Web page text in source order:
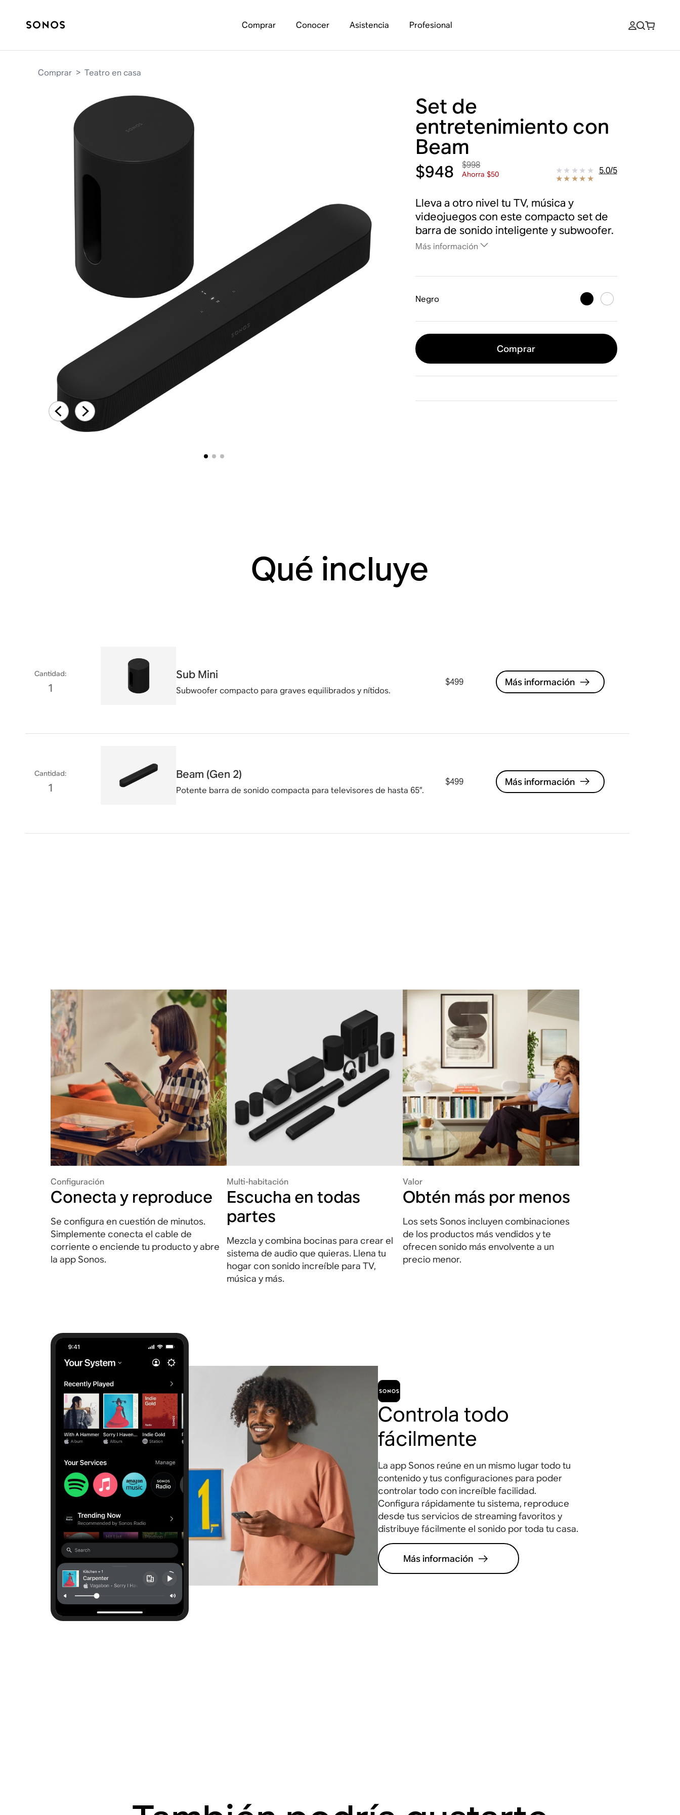
Comprar Conocer Asistencia Profesional
Comprar > Teatro en casa
Set de
entretenimiento con
Beam
$948 $998
Ahorra $50 5.0/5
Lleva a otro nivel tu TV, música y
videojuegos con este compacto set de
barra de sonido inteligente y subwoofer.
Más información
Negro
Comprar
Qué incluye
Cantidad:
1
Sub Mini
Subwoofer compacto para graves equilibrados y nítidos.
$499 Más información
Cantidad:
1
Beam (Gen 2)
Potente barra de sonido compacta para televisores de hasta 65”.
$499 Más información
Configuración
Conecta y reproduce
Se configura en cuestión de minutos.
Simplemente conecta el cable de
corriente o enciende tu producto y abre
la app Sonos.
Multi-habitación
Escucha en todas
partes
Mezcla y combina bocinas para crear el
sistema de audio que quieras. Llena tu
hogar con sonido increíble para TV,
música y más.
Valor
Obtén más por menos
Los sets Sonos incluyen combinaciones
de los productos más vendidos y te
ofrecen sonido más envolvente a un
precio menor.
Controla todo
fácilmente
La app Sonos reúne en un mismo lugar todo tu
contenido y tus configuraciones para poder
controlar todo con increíble facilidad.
Configura rápidamente tu sistema, reproduce
desde tus servicios de streaming favoritos y
distribuye fácilmente el sonido por toda tu casa.
Más información